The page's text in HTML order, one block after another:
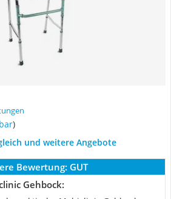
)
und weitere Angebote
Bewertung: GUT
Gehbock: